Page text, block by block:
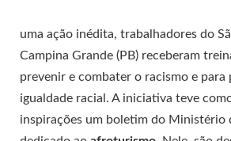
uma ação inédita, trabalhadores do
Campina Grande (PB) receberam
prevenir e combater o racismo e para
igualdade racial. A iniciativa teve
inspirações um boletim do Ministério